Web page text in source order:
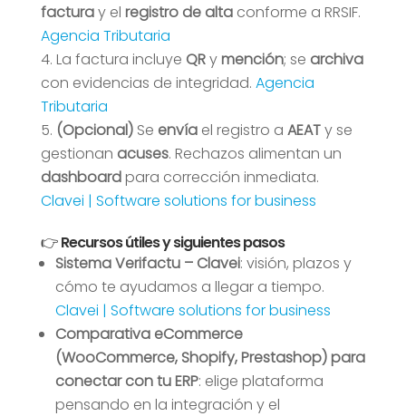
facturay el registro de altaconforme a RRSIF.
Agencia Tributaria
La factura incluye QRymención; se archiva
con evidencias de integridad. Agencia
Tributaria
(Opcional)Se envíael registro a AEATy se
gestionan acuses. Rechazos alimentan un
dashboardpara corrección inmediata.
Clavei | Software solutions for business
👉 Recursos útiles y siguientes pasos
Sistema Verifactu – Clavei: visión, plazos y
cómo te ayudamos a llegar a tiempo.
Clavei | Software solutions for business
Comparativa eCommerce
(WooCommerce, Shopify, Prestashop) para
conectar con tu ERP: elige plataforma
pensando en la integración y el